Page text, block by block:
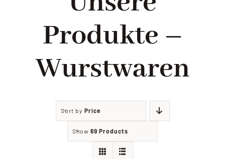
Produkte –
Wurstwaren
Sort by Price
Show 69 Products